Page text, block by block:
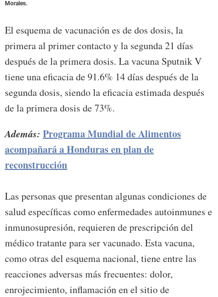
Morales.
El esquema de vacunación es de dos dosis, la
primera al primer contacto y la segunda 21 días
después de la primera dosis. La vacuna Sputnik V
tiene una eficacia de 91.6% 14 días después de la
segunda dosis, siendo la eficacia estimada después
de la primera dosis de 73%.
Además: Programa Mundial de Alimentos
acompañará a Honduras en plan de
reconstrucción
Las personas que presentan algunas condiciones de
salud específicas como enfermedades autoinmunes e
inmunosupresión, requieren de prescripción del
médico tratante para ser vacunado. Esta vacuna,
como otras del esquema nacional, tiene entre las
reacciones adversas más frecuentes: dolor,
enrojecimiento, inflamación en el sitio de